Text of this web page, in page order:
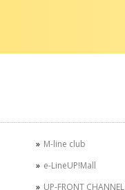
M-line club
e-LineUP!Mall
UP-FRONT CHANNEL